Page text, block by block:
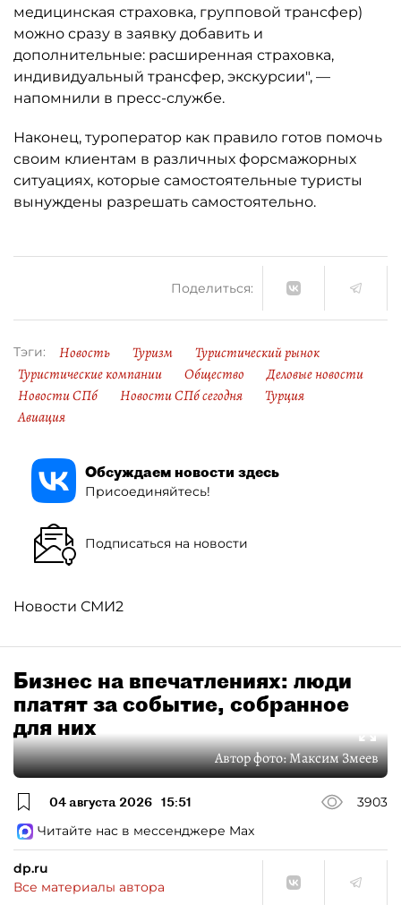
медицинская страховка, групповой трансфер)
можно сразу в заявку добавить и
дополнительные: расширенная страховка,
индивидуальный трансфер, экскурсии", —
напомнили в пресс-службе.
Наконец, туроператор как правило готов помочь
своим клиентам в различных форсмажорных
ситуациях, которые самостоятельные туристы
вынуждены разрешать самостоятельно.
Поделиться:
Тэги: Новость Туризм
Туристический рынок
Туристические компании
Общество
Деловые новости
Новости СПб
Новости СПб сегодня
Турция
Авиация
Обсуждаем новости здесь
Присоединяйтесь!
Подписаться на новости
Новости СМИ2
Бизнес на впечатлениях: люди
платят за событие, собранное
для них
Автор фото:Максим Змеев
04 августа 2026 15:51
3903
Читайте нас в мессенджере Max
dp.ru
Все материалы автора